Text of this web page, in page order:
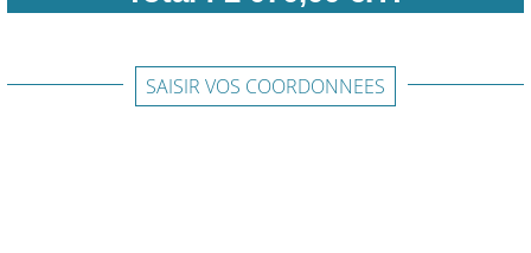
SAISIR VOS COORDONNEES